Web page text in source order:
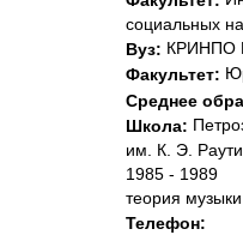
социальных
Вуз: КРИНПО
Факультет:
Среднее
Школа:
им. К. Э.
1985 - 1989
теория музыки
Телефон: